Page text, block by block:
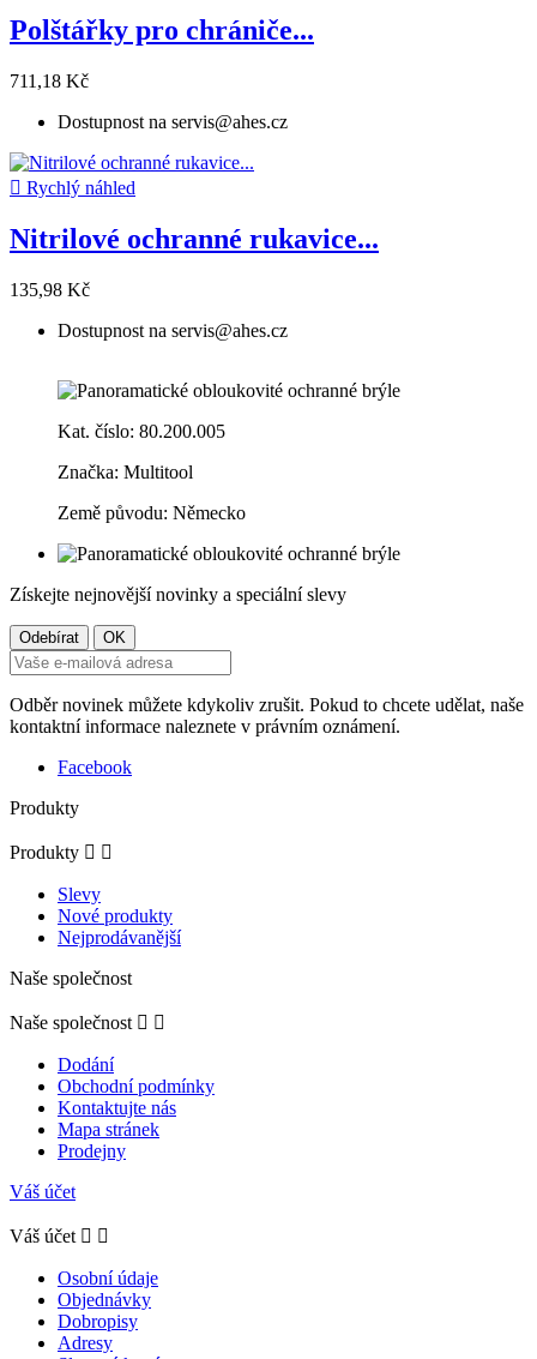
Polštářky pro chrániče...
711,18 Kč
Dostupnost na servis@ahes.cz
 Rychlý náhled
Nitrilové ochranné rukavice...
135,98 Kč
Dostupnost na servis@ahes.cz
Kat. číslo: 80.200.005
Značka: Multitool
Země původu: Německo
Získejte nejnovější novinky a speciální slevy
Odběr novinek můžete kdykoliv zrušit. Pokud to chcete udělat, naše
kontaktní informace naleznete v právním oznámení.
Facebook
Produkty
Produkty  
Slevy
Nové produkty
Nejprodávanější
Naše společnost
Naše společnost  
Dodání
Obchodní podmínky
Kontaktujte nás
Mapa stránek
Prodejny
Váš účet
Váš účet  
Osobní údaje
Objednávky
Dobropisy
Adresy